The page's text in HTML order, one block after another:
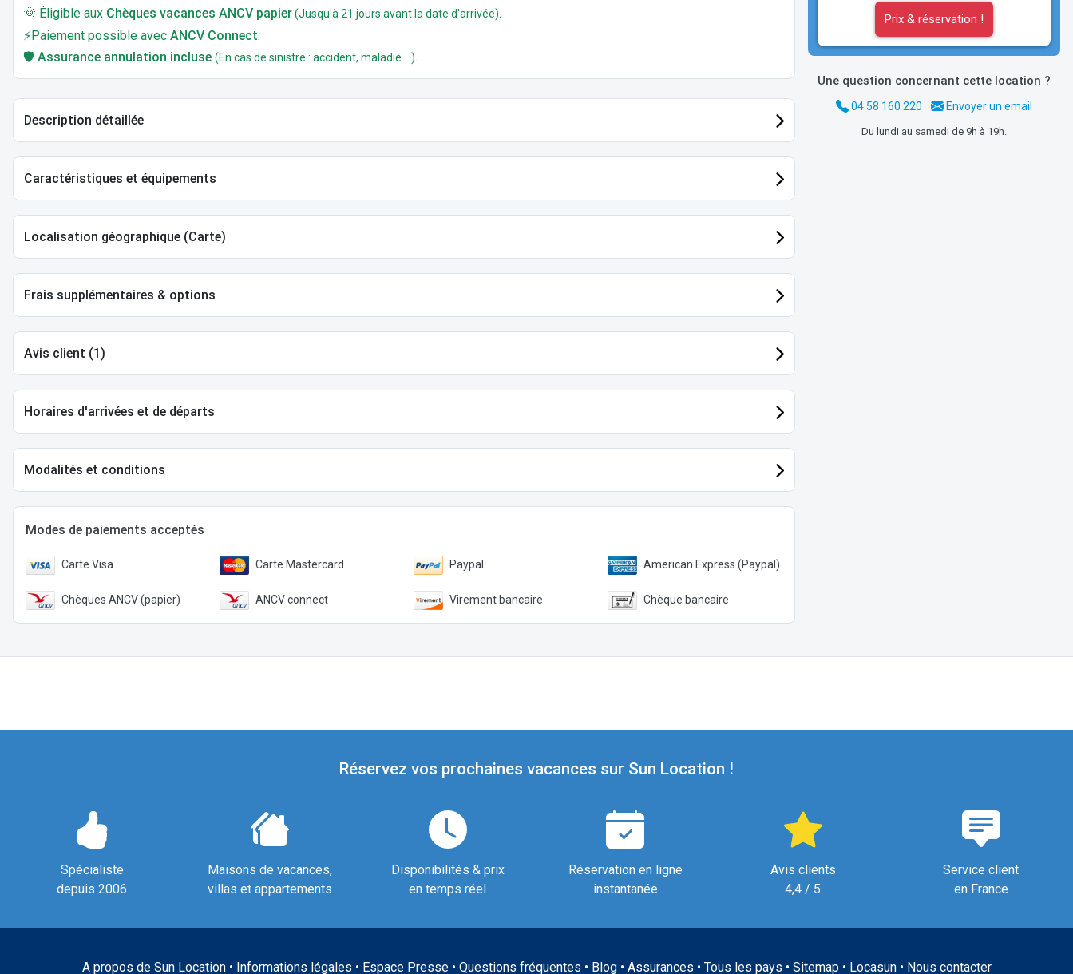
🌞 Éligible aux Chèques vacances ANCV papier(Jusqu'à 21 jours avant la date d'arrivée).
⚡Paiement possible avec ANCV Connect.
🛡️ Assurance annulation incluse (En cas de sinistre : accident, maladie ...).
Description détaillée
Caractéristiques et équipements
Localisation géographique (Carte)
Frais supplémentaires & options
Avis client (1)
Horaires d'arrivées et de départs
Modalités et conditions
Modes de paiements acceptés
Carte Visa Carte Mastercard Paypal American Express (Paypal)
Chèques ANCV (papier) ANCV connect Virement bancaire Chèque bancaire
Prix & réservation !
Une question concernant cette location ?
04 58 160 220 Envoyer un email
Du lundi au samedi de 9h à 19h.
Réservez vos prochaines vacances sur Sun Location !
Spécialiste
depuis 2006
Maisons de vacances,
villas et appartements
Disponibilités & prix
en temps réel
Réservation en ligne
instantanée
Avis clients
4,4 / 5
Service client
en France
A propos de Sun Location• Informations légales • Espace Presse• Questions fréquentes • Blog• Assurances • Tous les pays • Sitemap• Locasun• Nous contacter